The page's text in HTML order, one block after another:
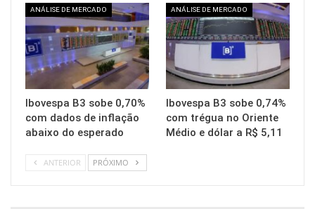
ANÁLISE DE MERCADO
Ibovespa B3 sobe 0,70%
com dados de inflação
abaixo do esperado
ANÁLISE DE MERCADO
Ibovespa B3 sobe 0,74%
com trégua no Oriente
Médio e dólar a R$ 5,11
ANTERIOR PRÓXIMO